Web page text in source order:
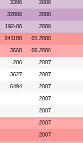
3396 2006
32800 2006
192-06 2006
241180 01.2006
3660 06.2006
286 2007
3627 2007
6494 2007
2007
2007
2007
2007